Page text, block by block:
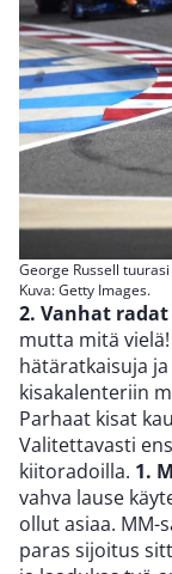
George Russell
Kuva: Getty Images.
2. Vanhat radat
mutta mitä
hätäratkaisuja
kisakalenteriin
Parhaat kisat
Valitettavasti
kiitoradoilla. 1.
vahva lause
ollut asiaa. MM-
paras sijoitus